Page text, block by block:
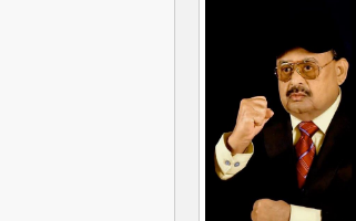
کے نظام سے نجات کے لئے
جین زی کوآگے آنا ہوگا۔
...